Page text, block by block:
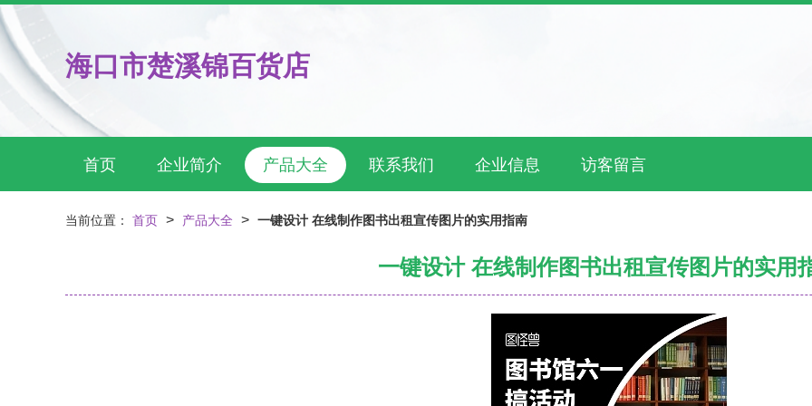
海口市楚溪锦百货店
首页 企业简介 产品大全 联系我们 企业信息 访客留言
当前位置： 首页 > 产品大全 > 一键设计 在线制作图书出租宣传图片的实用指南
一键设计 在线制作图书出租宣传图片的实用